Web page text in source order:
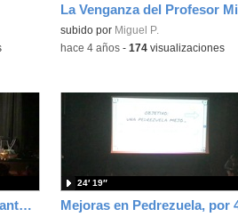
subido por Miguel P.
-hace 4 años- 174visualizaciones
Graduación 6º Primaria Santa Ana 2022
24′ 19″